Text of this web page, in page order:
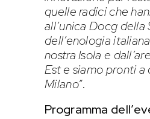
quelle radici che
all’unica Docg
dell’enologia
nostra Isola e
Est e siamo pronti a
Milano”.
Programma